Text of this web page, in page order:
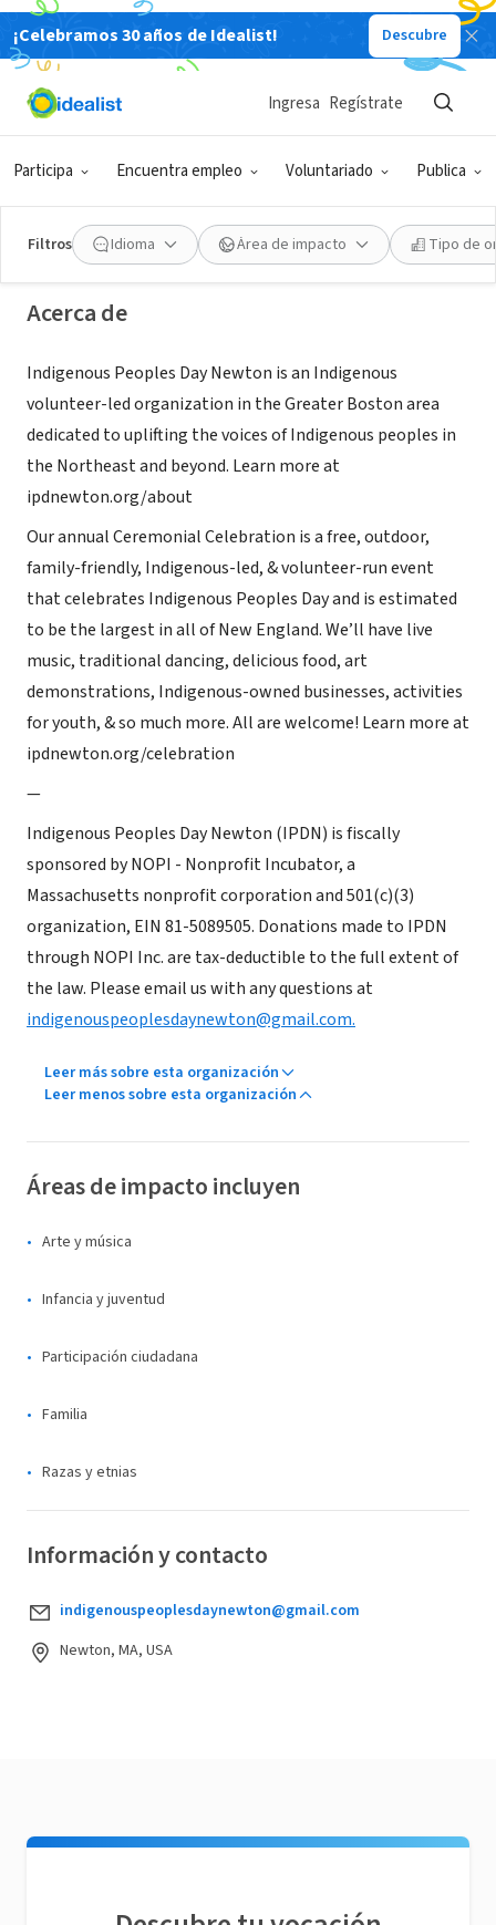
¡Celebramos 30 años de Idealist! Descubre
Participa Encuentra empleo Voluntariado Publica
Ingresa Regístrate
Filtros Idioma Área de impacto Tipo de
Indigenous Peoples Day Newton
Newton, MA ipdnewton.org/celebration
Acerca de
Indigenous Peoples Day Newton is an Indigenous
volunteer-led organization in the Greater Boston area
dedicated to uplifting the voices of Indigenous peoples in
the Northeast and beyond. Learn more at
ipdnewton.org/about
Our annual Ceremonial Celebration is a free, outdoor,
family-friendly, Indigenous-led, & volunteer-run event
that celebrates Indigenous Peoples Day and is estimated
to be the largest in all of New England. We’ll have live
music, traditional dancing, delicious food, art
demonstrations, Indigenous-owned businesses, activities
for youth, & so much more. All are welcome! Learn more at
ipdnewton.org/celebration
—
Indigenous Peoples Day Newton (IPDN) is fiscally
sponsored by NOPI - Nonprofit Incubator, a
Massachusetts nonprofit corporation and 501(c)(3)
organization, EIN 81-5089505. Donations made to IPDN
through NOPI Inc. are tax-deductible to the full extent of
the law. Please email us with any questions at
indigenouspeoplesdaynewton@gmail.com.
Leer más sobre esta organización
Leer menos sobre esta organización
Áreas de impacto incluyen
Arte y música
Infancia y juventud
Participación ciudadana
Familia
Razas y etnias
Información y contacto
indigenouspeoplesdaynewton@gmail.com
Newton, MA, USA